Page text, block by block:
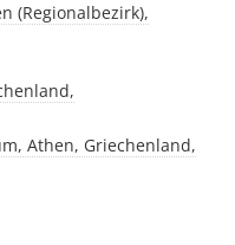
(Regionalbezirk),
Athen, Griechenland,